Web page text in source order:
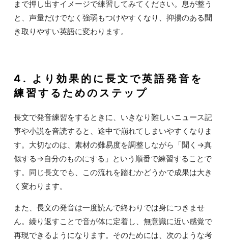
まで押し出すイメージで練習してみてください。息が整う
と、声量だけでなく強弱もつけやすくなり、抑揚のある聞
き取りやすい英語に変わります。
4. より効果的に長文で英語発音を
練習するためのステップ
長文で発音練習をするときに、いきなり難しいニュース記
事や小説を音読すると、途中で崩れてしまいやすくなりま
す。大切なのは、素材の難易度を調整しながら「聞く→真
似する→自分のものにする」という順番で練習することで
す。同じ長文でも、この流れを踏むかどうかで成果は大き
く変わります。
また、長文の発音は一度読んで終わりでは身につきませ
ん。繰り返すことで音が体に定着し、無意識に近い感覚で
再現できるようになります。そのためには、次のような考